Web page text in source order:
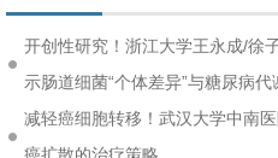
开创性研究！浙江大学王永成/徐
示肠道细菌“个体差异”与糖尿病
减轻癌细胞转移！武汉大学中南